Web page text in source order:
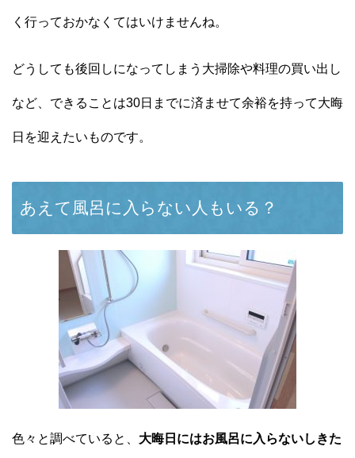
く行っておかなくてはいけませんね。
どうしても後回しになってしまう大掃除や料理の買い出し
など、できることは30日までに済ませて余裕を持って大晦
日を迎えたいものです。
あえて風呂に入らない人もいる？
色々と調べていると、 大晦日にはお風呂に入らないしきた